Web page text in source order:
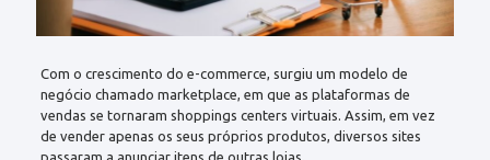
Com o crescimento do e-commerce, surgiu um modelo de
negócio chamado marketplace , em que as plataformas de
vendas se tornaram shoppings centers virtuais. Assim, em vez
de vender apenas os seus próprios produtos, diversos sites
passaram a anunciar itens de outras lojas.